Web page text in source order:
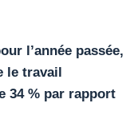
l’année passée,
le travail
34 % par rapport